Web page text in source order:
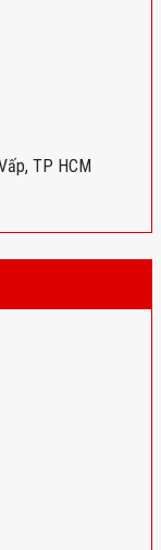
TP HCM